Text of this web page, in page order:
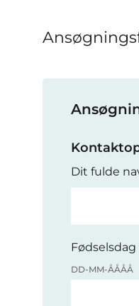
Dit fulde
Fødselsdag
DD-MM-ÅÅÅÅ